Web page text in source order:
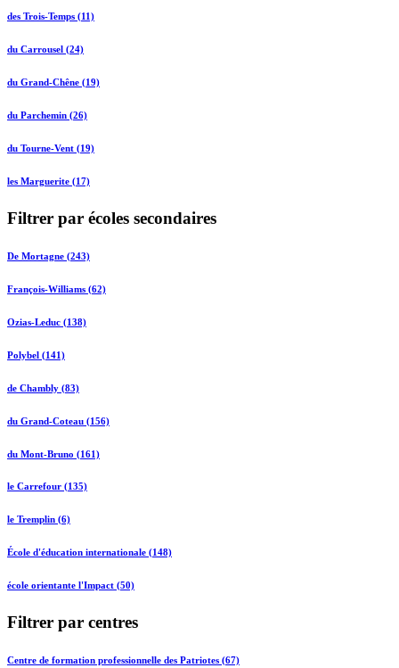
des Trois-Temps (11)
du Carrousel (24)
du Grand-Chêne (19)
du Parchemin (26)
du Tourne-Vent (19)
les Marguerite (17)
Filtrer par écoles secondaires
De Mortagne (243)
François-Williams (62)
Ozias-Leduc (138)
Polybel (141)
de Chambly (83)
du Grand-Coteau (156)
du Mont-Bruno (161)
le Carrefour (135)
le Tremplin (6)
École d'éducation internationale (148)
école orientante l'Impact (50)
Filtrer par centres
Centre de formation professionnelle des Patriotes (67)